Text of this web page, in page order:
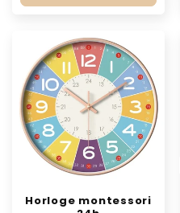
Horloge montessori